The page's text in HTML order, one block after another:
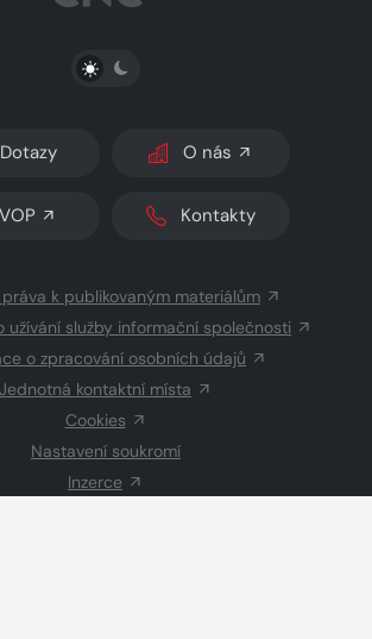
PŘEPNOUT SVĚTLÝ/TMAVÝ REŽIM
Dotazy O nás
VOP Kontakty
k publikovaným materiálům
užívání služby informační společnosti
o zpracování osobních údajů
Jednotná kontaktní místa
Cookies
Nastavení soukromí
Inzerce